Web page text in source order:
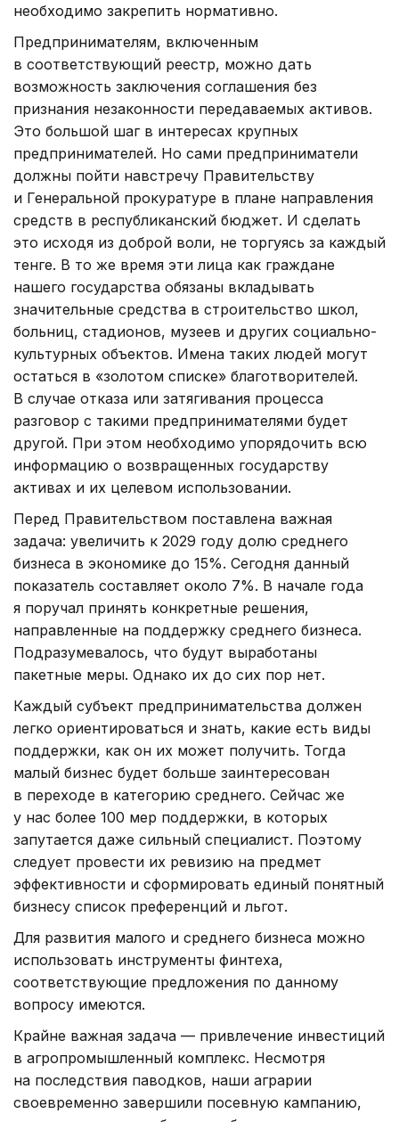
необходимо закрепить нормативно.
Предпринимателям, включенным
в соответствующий реестр, можно дать
возможность заключения соглашения без
признания незаконности передаваемых активов.
Это большой шаг в интересах крупных
предпринимателей. Но сами предприниматели
должны пойти навстречу Правительству
и Генеральной прокуратуре в плане направления
средств в республиканский бюджет. И сделать
это исходя из доброй воли, не торгуясь за каждый
тенге. В то же время эти лица как граждане
нашего государства обязаны вкладывать
значительные средства в строительство школ,
больниц, стадионов, музеев и других социально-
культурных объектов. Имена таких людей могут
остаться в «золотом списке» благотворителей.
В случае отказа или затягивания процесса
разговор с такими предпринимателями будет
другой. При этом необходимо упорядочить всю
информацию о возвращенных государству
активах и их целевом использовании.
Перед Правительством поставлена важная
задача: увеличить к 2029 году долю среднего
бизнеса в экономике до 15%. Сегодня данный
показатель составляет около 7%. В начале года
я поручал принять конкретные решения,
направленные на поддержку среднего бизнеса.
Подразумевалось, что будут выработаны
пакетные меры. Однако их до сих пор нет.
Каждый субъект предпринимательства должен
легко ориентироваться и знать, какие есть виды
поддержки, как он их может получить. Тогда
малый бизнес будет больше заинтересован
в переходе в категорию среднего. Сейчас же
у нас более 100 мер поддержки, в которых
запутается даже сильный специалист. Поэтому
следует провести их ревизию на предмет
эффективности и сформировать единый понятный
бизнесу список преференций и льгот.
Для развития малого и среднего бизнеса можно
использовать инструменты финтеха,
соответствующие предложения по данному
вопросу имеются.
Крайне важная задача — привлечение инвестиций
в агропромышленный комплекс. Несмотря
на последствия паводков, наши аграрии
своевременно завершили посевную кампанию,